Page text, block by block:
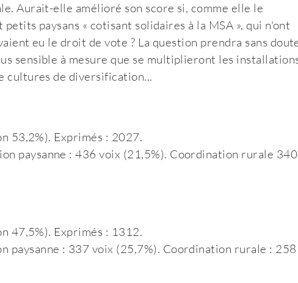
Aurait-elle amélioré son score si, comme elle le
paysans « cotisant solidaires à la MSA », qui n'ont
eu le droit de vote ? La question prendra sans
sensible à mesure que se multiplieront les
cultures de diversification...
53,2%). Exprimés : 2027.
paysanne : 436 voix (21,5%). Coordination rurale 340
47,5%). Exprimés : 1312.
paysanne : 337 voix (25,7%). Coordination rurale : 258